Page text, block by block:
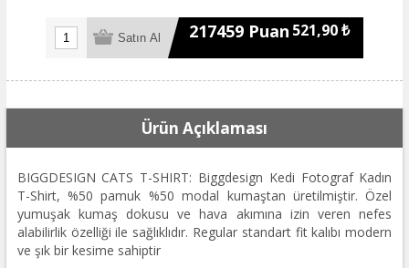
217459 Puan 521,90 ₺
Ürün Açıklaması
BIGGDESIGN CATS T-SHIRT: Biggdesign Kedi Fotograf Kadın
T-Shirt, %50 pamuk %50 modal kumaştan üretilmiştir. Özel
yumuşak kumaş dokusu ve hava akımına izin veren nefes
alabilirlik özelliği ile sağlıklıdır. Regular standart fit kalıbı modern
ve şık bir kesime sahiptir